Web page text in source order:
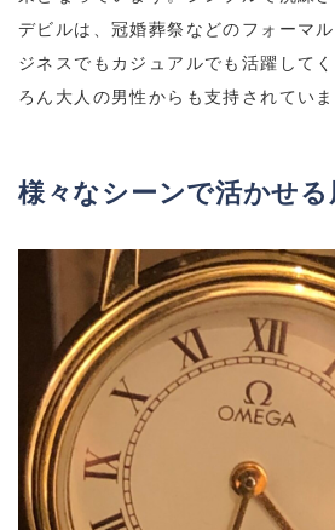
デビルは、冠婚葬祭などのフォーマ
ジネスでもカジュアルでも活躍して
ろん大人の男性からも支持されていま
様々なシーンで活かせる